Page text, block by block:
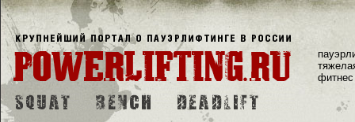
фитнес